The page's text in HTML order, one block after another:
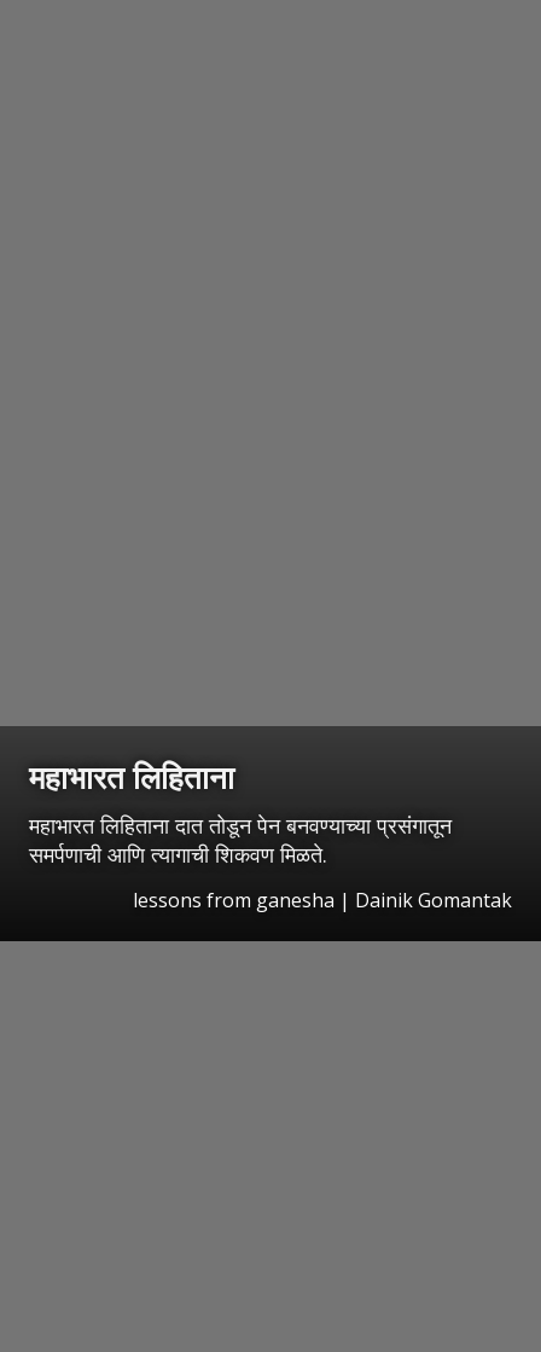
महाभारत लिहिताना
महाभारत लिहिताना दात तोडून पेन बनवण्याच्या प्रसंगातून
समर्पणाची आणि त्यागाची शिकवण मिळते.
lessons from ganesha | Dainik Gomantak